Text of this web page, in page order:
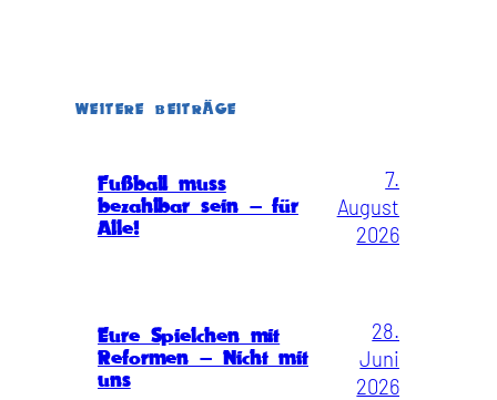
WEITERE BEITRÄGE
Fußball muss
bezahlbar sein – für
Alle!
7.
August
2026
Eure Spielchen mit
Reformen – Nicht mit
uns
28.
Juni
2026